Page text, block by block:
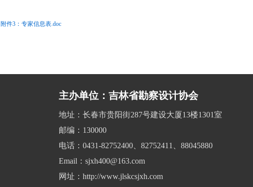
附件3：专家信息表.doc
主办单位：吉林省勘察设计协会
地址：长春市贵阳街287号建设大厦13楼1301室
邮编：130000
电话：0431-82752400、82752411、88045880
Email：sjxh400@163.com
网址：http://www.jlskcsjxh.com